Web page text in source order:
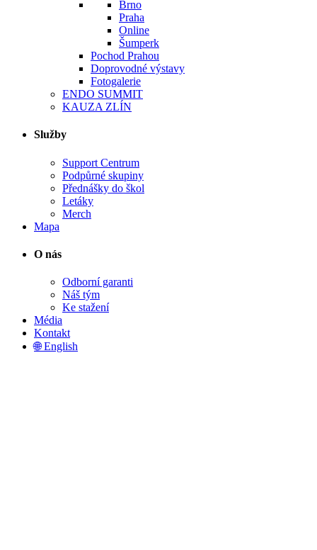
Brno
Praha
Online
Šumperk
Pochod Prahou
Doprovodné výstavy
Fotogalerie
ENDO SUMMIT
KAUZA ZLÍN
Služby
Support Centrum
Podpůrné skupiny
Přednášky do škol
Letáky
Merch
Mapa
O nás
Odborní garanti
Náš tým
Ke stažení
Média
Kontakt
🌐 English